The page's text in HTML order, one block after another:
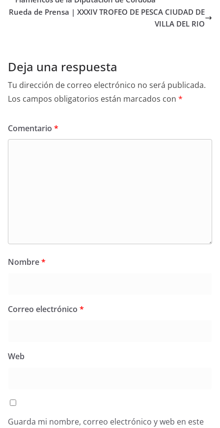
Rueda de Prensa | XXXIV TROFEO DE PESCA CIUDAD DE
VILLA DEL RIO
Deja una respuesta
Tu dirección de correo electrónico no será publicada.
Los campos obligatorios están marcados con *
Comentario *
Nombre*
Correo electrónico *
Web
Guarda mi nombre, correo electrónico y web en este